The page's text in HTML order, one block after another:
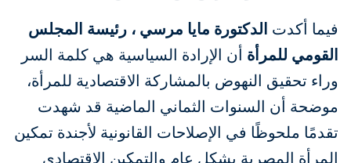
فيما أكدت الدكتورة مايا مرسي ، رئيسة المجلس
القومي للمرأة أن الإرادة السياسية هي كلمة السر
وراء تحقيق النهوض بالمشاركة الاقتصادية للمرأة،
موضحة أن السنوات الثماني الماضية قد شهدت
تقدمًا ملحوظًا في الإصلاحات القانونية لأجندة تمكين
المرأة المصرية بشكل عام والتمكين الاقتصادي